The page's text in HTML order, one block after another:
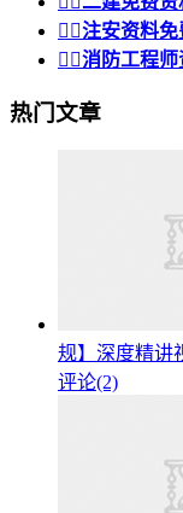
 注安资料免
 消防工程师
热门文章
规】深度精讲
评论(2)